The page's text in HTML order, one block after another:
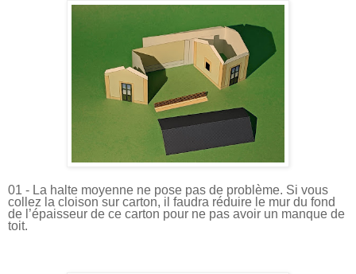
01 - La halte moyenne ne pose pas de problème. Si vous
collez la cloison sur carton, il faudra réduire le mur du fond
de l’épaisseur de ce carton pour ne pas avoir un manque de
toit.